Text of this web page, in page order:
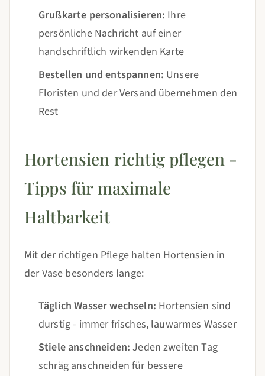
Grußkarte personalisieren: Ihre
persönliche Nachricht auf einer
handschriftlich wirkenden Karte
Bestellen und entspannen: Unsere
Floristen und der Versand übernehmen den
Rest
Hortensien richtig pflegen -
Tipps für maximale
Haltbarkeit
Mit der richtigen Pflege halten Hortensien in
der Vase besonders lange:
Täglich Wasser wechseln: Hortensien sind
durstig - immer frisches, lauwarmes Wasser
Stiele anschneiden: Jeden zweiten Tag
schräg anschneiden für bessere